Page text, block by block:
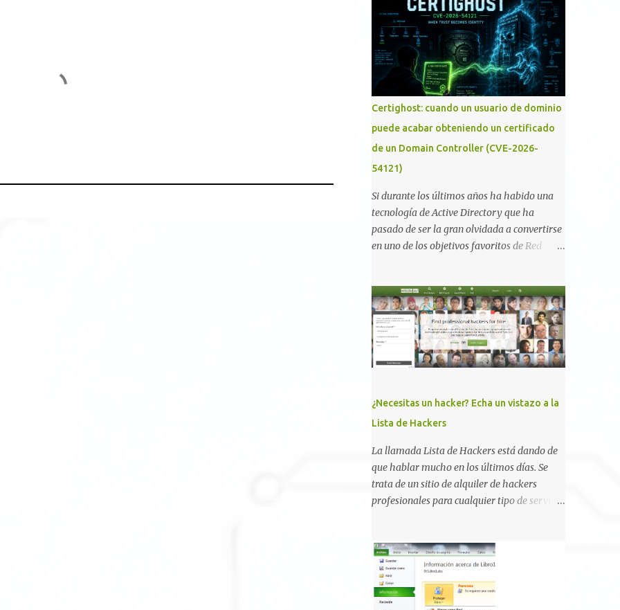
memoria RAM está disponible en el
smartphone o la tablet *#*#34971539#*#* :
Visualiza la información detallada d...
Certighost: cuando un usuario de dominio
puede acabar obteniendo un certificado
de un Domain Controller (CVE-2026-
54121)
Si durante los últimos años ha habido una
tecnología de Active Directory que ha
pasado de ser la gran olvidada a convertirse
en uno de los objetivos favoritos de Red
Desde la publicación de Certified Pre-Owned
, la comunidad descubrió que una PKI mal
configurada podía ser incluso más peligrosa
que un Kerberoasting o un abuso de
delegaciones. Ahora llega una nueva
(CVE-2026-54121) , una elevación de
privilegios que afecta a Microsoft Active
Directory Certificate Services y que, según
Microsoft, permite que un usuario
autenticado eleve privilegios a través de la
red debido a un problema de autorización.
La vulnerabilidad ha recibido una
Certighost no es únicamente la
vulnerabilidad, sino el objetivo final.
Mientras muchos ataques contra AD CS
buscan obtener un certificado válido para ...
¿Necesitas un hacker? Echa un vistazo a la
Lista de Hackers
La llamada Lista de Hackers está dando de
que hablar mucho en los últimos días. Se
trata de un sitio de alquiler de hackers
profesionales para cualquier tipo de servicio.
discreción, comunicaciones cifradas y la
garantía de que ningún servicio será
demasiado difícil para los talentos que
pueden ser contratados desde la plataforma.